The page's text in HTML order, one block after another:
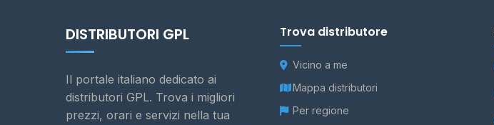
DISTRIBUTORI GPL
Il portale italiano dedicato ai
distributori GPL. Trova i migliori
prezzi, orari e servizi nella tua
Trova distributore
Vicino a me
Mappa distributori
Per regione